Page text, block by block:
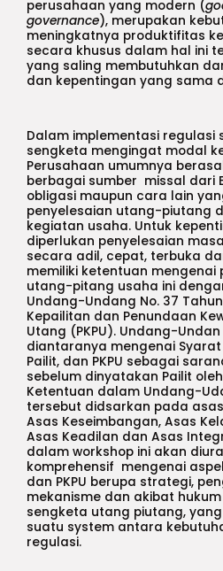
perusahaan yang modern (
governance), merupakan
meningkatnya produktifitas
secara khusus dalam hal ini
yang saling membutuhkan
dan kepentingan yang sama
Dalam implementasi regulasi
sengketa mengingat modal
Perusahaan umumnya
berbagai sumber missal dari
obligasi maupun cara lain
penyelesaian utang-piutang
kegiatan usaha. Untuk
diperlukan penyelesaian
secara adil, cepat, terbuka
memiliki ketentuan mengenai
utang-pitang usaha ini
Undang-Undang No. 37
Kepailitan dan Penundaan
Utang (PKPU). Undang-
diantaranya mengenai
Pailit, dan PKPU sebagai
sebelum dinyatakan Pailit
Ketentuan dalam Undang-
tersebut didsarkan pada
Asas Keseimbangan, Asas
Asas Keadilan dan Asas
dalam workshop ini akan
komprehensif mengenai
dan PKPU berupa strategi,
mekanisme dan akibat
sengketa utang piutang,
suatu system antara
regulasi.